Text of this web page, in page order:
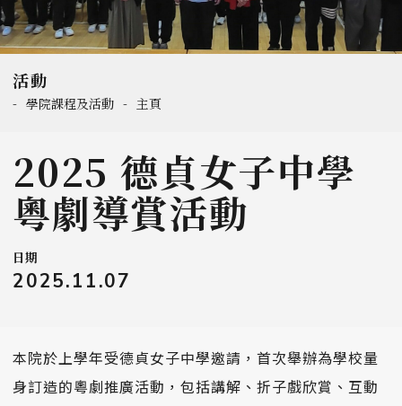
活動
- 學院課程及活動 - 主頁
2025 德貞女子中學
粵劇導賞活動
日期
2025.11.07
本院於上學年受德貞女子中學邀請，首次舉辦為學校量
身訂造的粵劇推廣活動，包括講解、折子戲欣賞、互動